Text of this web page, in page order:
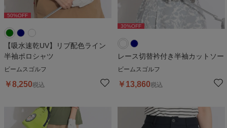
50%OFF
【吸水速乾UV】リブ配色ライン
半袖ポロシャツ
ビームスゴルフ
￥8,250税込
30%OFF
レース切替衿付き半袖カットソー
ビームスゴルフ
￥ 13,860税込